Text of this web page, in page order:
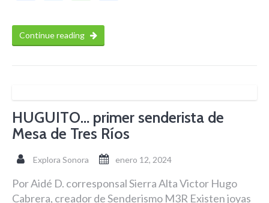
Continue reading
HUGUITO… primer senderista de
Mesa de Tres Ríos
Explora Sonora enero 12, 2024
Por Aidé D. corresponsal Sierra Alta Victor Hugo
Cabrera, creador de Senderismo M3R Existen joyas